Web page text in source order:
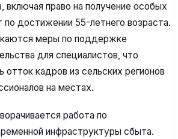
включая право на получение особых
по достижении 55-летнего возраста.
меры по поддержке
для специалистов, что
кадров из сельских регионов
на местах.
работа по
инфраструктуры сбыта.